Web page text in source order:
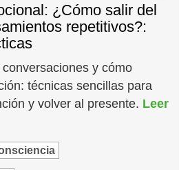
¿Cómo salir del
repetitivos?:
y cómo
técnicas sencillas para
y volver al presente. Leer